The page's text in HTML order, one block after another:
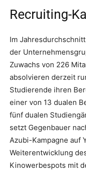
Recruiting-
Im
der
Zuwachs von 226
absolvieren derzeit
Studierende ihren
einer von 13 dualen
fünf dualen
setzt Gegenbauer
Azubi-Kampagne auf
Weiterentwicklung
Kinowerbespots mit